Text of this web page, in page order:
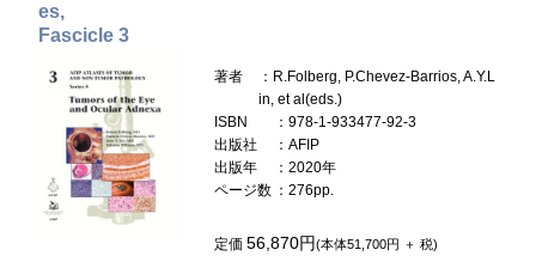
es,
Fascicle 3
著者
：R.Folberg, P.Chevez-Barrios, A.Y.L
in, et al(eds.)
ISBN
：978-1-933477-92-3
出版社
：AFIP
出版年
：2020年
ページ数 ：276pp.
定価56,870円(本体51,700円 ＋ 税)